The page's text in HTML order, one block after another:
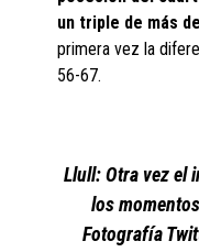
un triple de más
primera vez la
56-67.
Llull: Otra vez el
los
Fotografía